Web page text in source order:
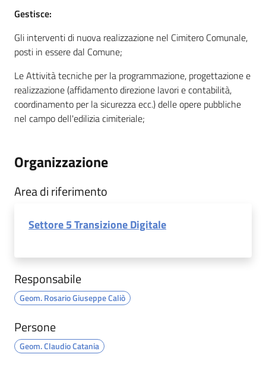
Gestisce:
Gli interventi di nuova realizzazione nel Cimitero Comunale,
posti in essere dal Comune;
Le Attività tecniche per la programmazione, progettazione e
realizzazione (affidamento direzione lavori e contabilità,
coordinamento per la sicurezza ecc.) delle opere pubbliche
nel campo dell'edilizia cimiteriale;
Organizzazione
Area di riferimento
Settore 5 Transizione Digitale
Responsabile
Geom. Rosario Giuseppe Caliò
Persone
Geom. Claudio Catania